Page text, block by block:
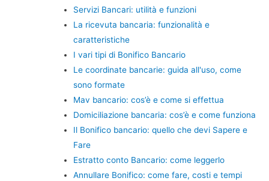
Servizi Bancari: utilità e funzioni
La ricevuta bancaria: funzionalità e
caratteristiche
I vari tipi di Bonifico Bancario
Le coordinate bancarie: guida all'uso, come
sono formate
Mav bancario: cos’è e come si effettua
Domiciliazione bancaria: cos’è e come funziona
Il Bonifico bancario: quello che devi Sapere e
Fare
Estratto conto Bancario: come leggerlo
Annullare Bonifico: come fare, costi e tempi